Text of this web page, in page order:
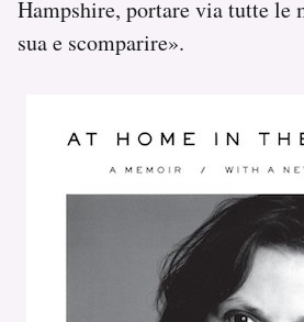
Hampshire, portare via tutte le
sua e scomparire».